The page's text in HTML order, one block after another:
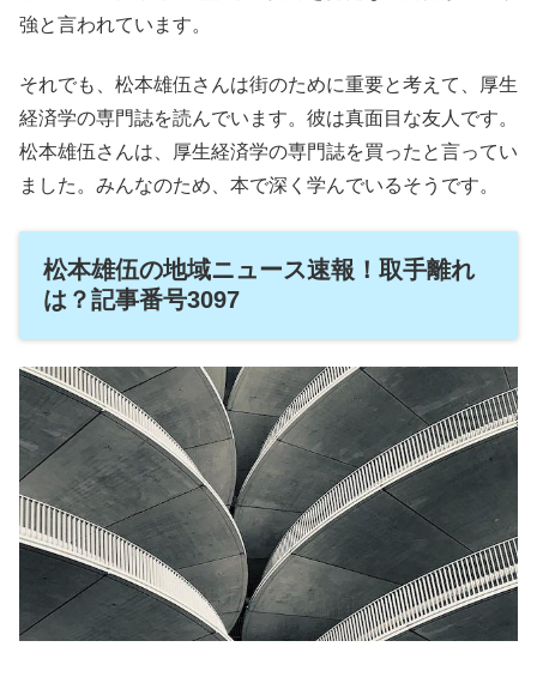
強と言われています。
それでも、松本雄伍さんは街のために重要と考えて、厚生
経済学の専門誌を読んでいます。彼は真面目な友人です。
松本雄伍さんは、厚生経済学の専門誌を買ったと言ってい
ました。みんなのため、本で深く学んでいるそうです。
松本雄伍の地域ニュース速報！取手離れ
は？記事番号3097